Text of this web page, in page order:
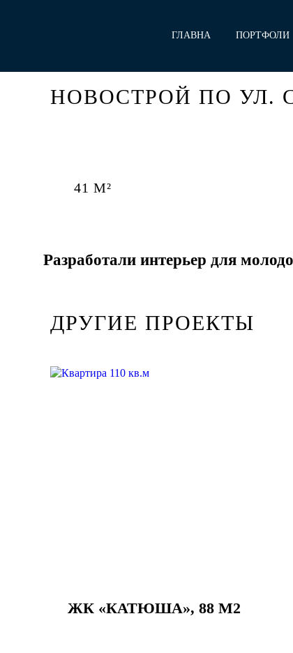
ГЛАВНА
ПОРТФОЛИ
НОВОСТРОЙ ПО УЛ.
41 М²
Разработали интерьер для
ДРУГИЕ ПРОЕКТЫ
ЖК «КАТЮША», 88 М2